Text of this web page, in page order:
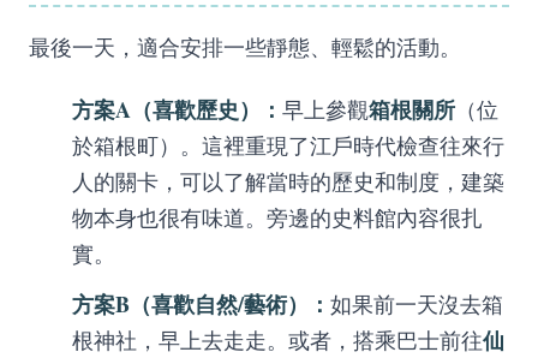
最後一天，適合安排一些靜態、輕鬆的活動。
方案A（喜歡歷史）： 早上參觀箱根關所 （位
於箱根町）。這裡重現了江戶時代檢查往來行
人的關卡，可以了解當時的歷史和制度，建築
物本身也很有味道。旁邊的史料館內容很扎
實。
方案B（喜歡自然/藝術）： 如果前一天沒去箱
根神社，早上去走走。或者，搭乘巴士前往仙